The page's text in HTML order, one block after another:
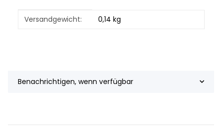
Produkteigenschaft
Wert
Versandgewicht: 0,14 kg
Benachrichtigen, wenn verfügbar